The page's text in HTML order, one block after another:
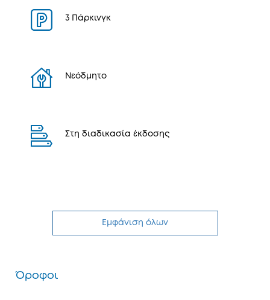
3 Πάρκινγκ
Νεόδμητο
Στη διαδικασία έκδοσης
Εμφάνιση όλων
Όροφοι